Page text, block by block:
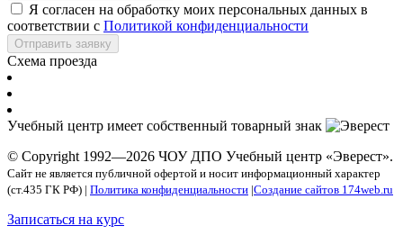
Я согласен на обработку моих персональных данных в
соответствии с Политикой конфиденциальности
Отправить заявку
Схема проезда
Учебный центр имеет собственный товарный знак
© Copyright 1992—2026 ЧОУ ДПО Учебный центр «Эверест».
Сайт не является публичной офертой и носит информационный характер
(ст.435 ГК РФ) | Политика конфиденциальности |Создание сайтов 174web.ru
Записаться на курс